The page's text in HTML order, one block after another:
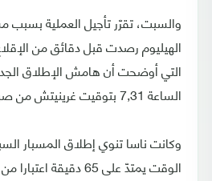
والسبت، تقرّر تأجيل العملية
الهيليوم رصدت قبل دقائق من
التي أوضحت أن هامش الإطلاق
الساعة 7,31 بتوقيت غرينيتش من صباح الأحد.
وكانت ناسا تنوي إطلاق